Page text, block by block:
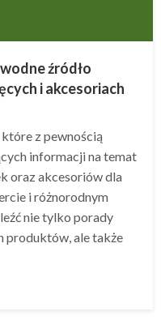
źródło
i akcesoriach
z pewnością
informacji na temat
oraz akcesoriów dla
i różnorodnym
nie tylko porady
produktów, ale także